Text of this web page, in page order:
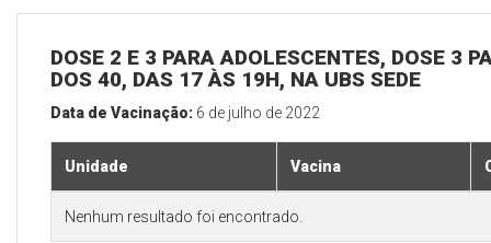
DOSE 2 E 3 PARA ADOLESCENTES, DOSE 3
DOS 40, DAS 17 ÀS 19H, NA UBS SEDE
Data de Vacinação: 6 de julho de 2022
Unidade Vacina
Nenhum resultado foi encontrado.